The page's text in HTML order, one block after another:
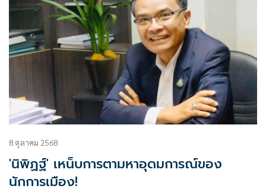
8 ตุลาคม 2568
'นิพิฏฐ์' เหน็บการตามหาอุดมการณ์ของ
นักการเมือง!